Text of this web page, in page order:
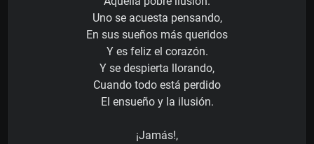
Uno se acuesta pensando,
En sus sueños más queridos
Y es feliz el corazón.
Y se despierta llorando,
Cuando todo está perdido
El ensueño y la ilusión.
¡Jamás!,